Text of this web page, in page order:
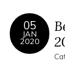
05
JAN
2020